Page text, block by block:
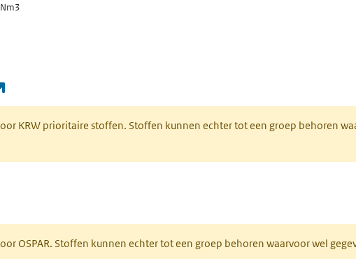
KRW prioritaire stoffen. Stoffen kunnen echter tot een groep behoren
OSPAR. Stoffen kunnen echter tot een groep behoren waarvoor wel